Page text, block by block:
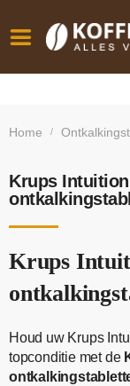
Home /
Krups Intuition
Krups
Houd uw Krups
topconditie met de